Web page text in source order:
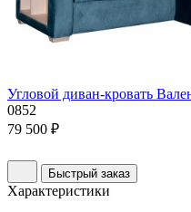
Угловой диван-кровать
0852
79 500 ₽
Быстрый заказ
Характеристики